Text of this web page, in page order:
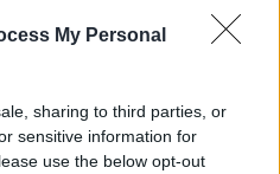
My Personal
sharing to third parties, or
sensitive information for
use the below opt-out
salute? Proviamo a